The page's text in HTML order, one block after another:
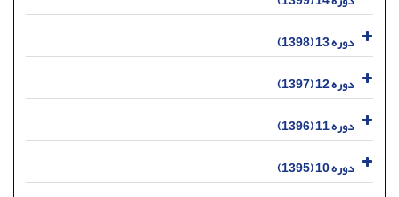
دوره 13 (1398)
دوره 12 (1397)
دوره 11 (1396)
دوره 10 (1395)